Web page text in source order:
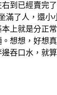
到已經賣完
滿了人，還
上就是分正
想想，好想
吞口水，就